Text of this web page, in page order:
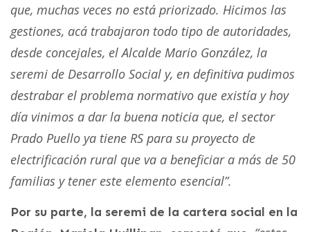
que, muchas veces no está priorizado. Hicimos las
gestiones, acá trabajaron todo tipo de autoridades,
desde concejales, el Alcalde Mario González, la
seremi de Desarrollo Social y, en definitiva pudimos
destrabar el problema normativo que existía y hoy
día vinimos a dar la buena noticia que, el sector
Prado Puello ya tiene RS para su proyecto de
electrificación rural que va a beneficiar a más de 50
familias y tener este elemento esencial”.
Por su parte, la seremi de la cartera social en la